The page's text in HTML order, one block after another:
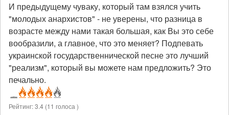
И предыдущему чуваку, который там взялся учить
"молодых анархистов" - не уверены, что разница в
возрасте между нами такая большая, как Вы это себе
вообразили, а главное, что это меняет? Подпевать
украинской государственнической песне это лучший
"реализм", который вы можете нам предложить? Это
печально.
Рейтинг:3.4 (11 голоса )